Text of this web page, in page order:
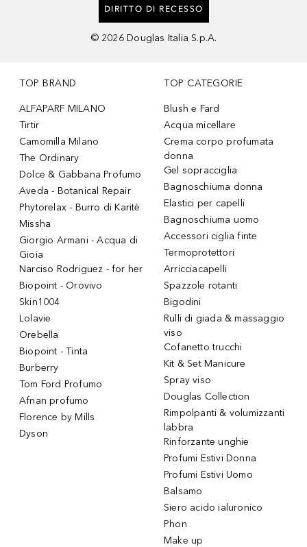
DIRITTO DI RECESSO
© 2026 Douglas Italia S.p.A.
TOP BRAND
ALFAPARF MILANO
Tirtir
Camomilla Milano
The Ordinary
Dolce & Gabbana Profumo
Aveda - Botanical Repair
Phytorelax - Burro di Karitè
Missha
Giorgio Armani - Acqua di
Gioia
Narciso Rodriguez - for her
Biopoint - Orovivo
Skin1004
Lolavie
Orebella
Biopoint - Tinta
Burberry
Tom Ford Profumo
Afnan profumo
Florence by Mills
Dyson
TOP CATEGORIE
Blush e Fard
Acqua micellare
Crema corpo profumata
donna
Gel sopracciglia
Bagnoschiuma donna
Elastici per capelli
Bagnoschiuma uomo
Accessori ciglia finte
Termoprotettori
Arricciacapelli
Spazzole rotanti
Bigodini
Rulli di giada & massaggio
viso
Cofanetto trucchi
Kit & Set Manicure
Spray viso
Douglas Collection
Rimpolpanti & volumizzanti
labbra
Rinforzante unghie
Profumi Estivi Donna
Profumi Estivi Uomo
Balsamo
Siero acido ialuronico
Phon
Make up